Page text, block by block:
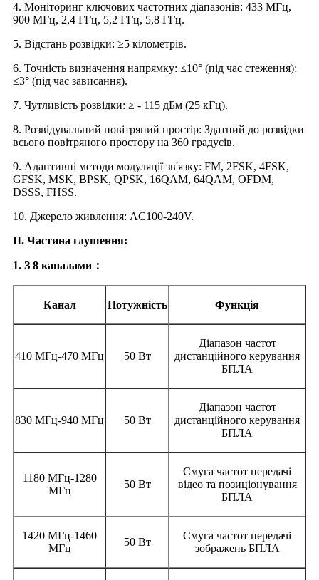
4. Моніторинг ключових частотних діапазонів: 433 МГц,
900 МГц, 2,4 ГГц, 5,2 ГГц, 5,8 ГГц.
5. Відстань розвідки: ≥5 кілометрів.
6. Точність визначення напрямку: ≤10° (під час стеження);
≤3° (під час зависання).
7. Чутливість розвідки: ≥ - 115 дБм (25 кГц).
8. Розвідувальний повітряний простір: Здатний до розвідки
всього повітряного простору на 360 градусів.
9. Адаптивні методи модуляції зв'язку: FM, 2FSK, 4FSK,
GFSK, MSK, BPSK, QPSK, 16QAM, 64QAM, OFDM,
DSSS, FHSS.
10. Джерело живлення: AC100-240V.
II. Частина глушення:
1. З 8 каналами：
Канал Потужність Функція
410 МГц-470 МГц 50 Вт
Діапазон частот
дистанційного керування
БПЛА
830 МГц-940 МГц 50 Вт
Діапазон частот
дистанційного керування
БПЛА
1180 МГц-1280
МГц
50 Вт
Смуга частот передачі
відео та позиціонування
БПЛА
1420 МГц-1460
МГц
50 Вт
Смуга частот передачі
зображень БПЛА